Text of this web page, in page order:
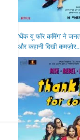
‘थैंक यू फॉर कमिंग’ ने
और कहानी दिखी